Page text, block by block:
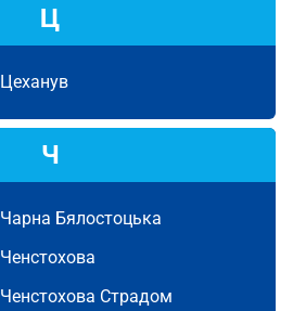
Ц
Цеханув
Ч
Чарна Бялостоцька
Ченстохова
Ченстохова Страдом